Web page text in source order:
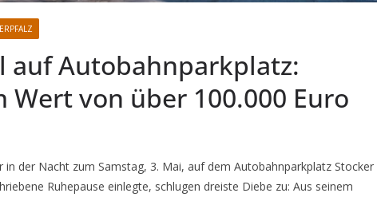
auf Autobahnparkplatz:
von über 100.000 Euro
in der Nacht zum Samstag, 3. Mai, auf dem Autobahnparkplatz Stocker
Ruhepause einlegte, schlugen dreiste Diebe zu: Aus seinem